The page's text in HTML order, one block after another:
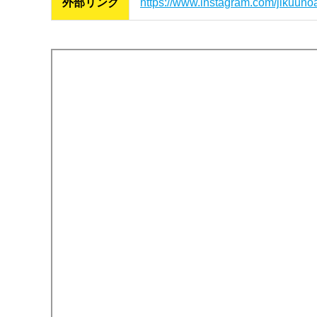
外部リンク https://www.instagram.com/